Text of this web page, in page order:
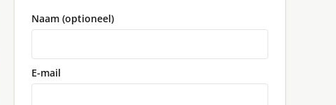
Naam (optioneel)
E-mail